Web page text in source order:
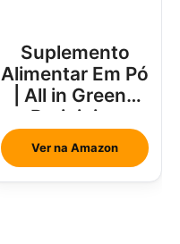
Suplemento
Alimentar Em Pó
| All in Greens
Brainjuice
Abacaxi Com
Hortelã
Ver na Amazon